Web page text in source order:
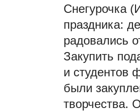
Снегурочка
праздника:
радовались
Закупить
и студентов
были
творчества.